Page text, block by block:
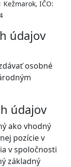
IČO:
údajov
osobné
údajov
ako vhodný
pozície v
v spoločnosti
základný